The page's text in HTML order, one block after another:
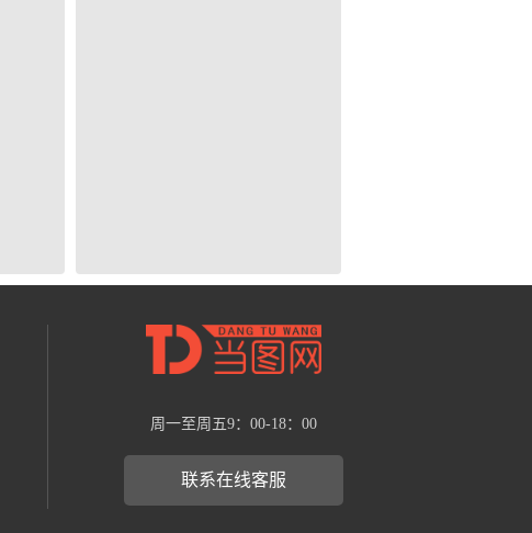
周一至周五9：00-18：00
联系在线客服